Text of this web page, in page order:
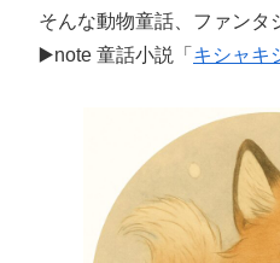
そんな動物童話、ファンタ
▶️note 童話小説「 キシャキ